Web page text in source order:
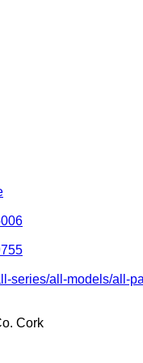
series/all-models/all-
Cork